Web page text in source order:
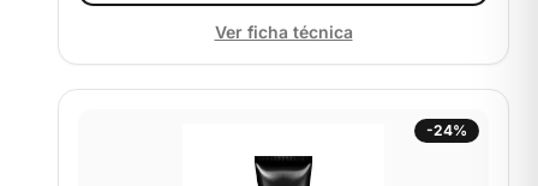
Ver ficha técnica
-24%